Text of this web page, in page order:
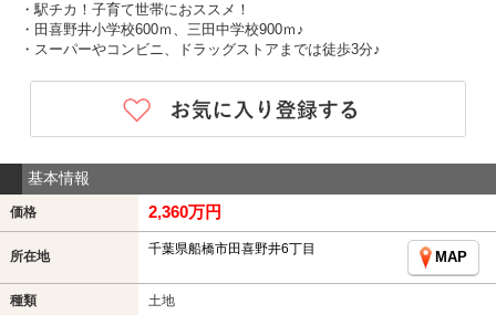
・駅チカ！子育て世帯におススメ！
・田喜野井小学校600ｍ、三田中学校900ｍ♪
・スーパーやコンビニ、ドラッグストアまでは徒歩3分♪
基本情報
価格 2,360万円
所在地 千葉県船橋市田喜野井6丁目
MAP
種類 土地